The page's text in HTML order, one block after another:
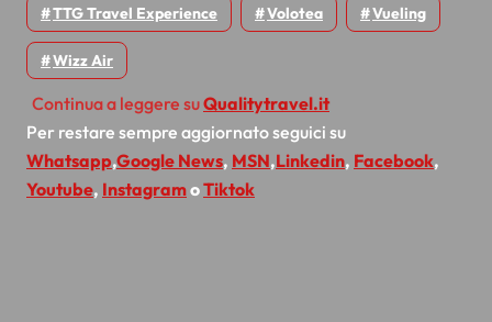
TTG Travel Experience Volotea Vueling
Wizz Air
Continua a leggere suQualitytravel.it
Per restare sempre aggiornato seguici su
Whatsapp,Google News, MSN,Linkedin, Facebook,
Youtube, InstagramoTiktok